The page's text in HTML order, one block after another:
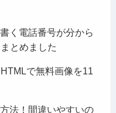
く電話番号が分から
とめました
で無料画像を11
法！間違いやすいの